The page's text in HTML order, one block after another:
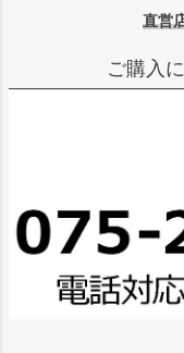
直営
ご購入